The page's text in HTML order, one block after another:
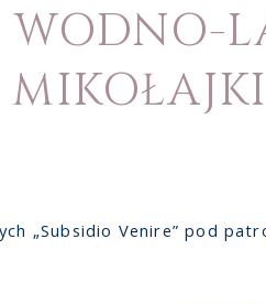
„Subsidio Venire” pod